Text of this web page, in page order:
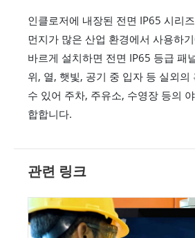
인클로저에 내장된 전면 IP65 시리
먼지가 많은 산업 환경에서 사용하
바르게 설치하면 전면 IP65 등급 패
위, 열, 햇빛, 공기 중 입자 등 실외의
수 있어 주차, 주유소, 수영장 등의
합합니다.
관련 링크